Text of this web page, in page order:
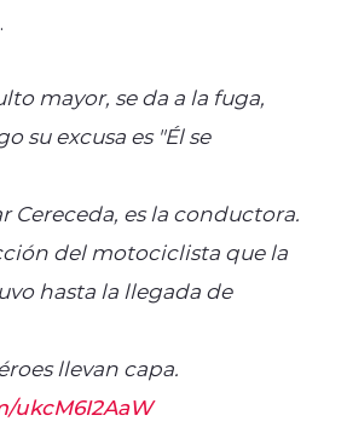
mayor, se da a la fuga,
su excusa es "Él se
Cereceda, es la conductora.
del motociclista que la
hasta la llegada de
llevan capa.
ukcM6I2AaW